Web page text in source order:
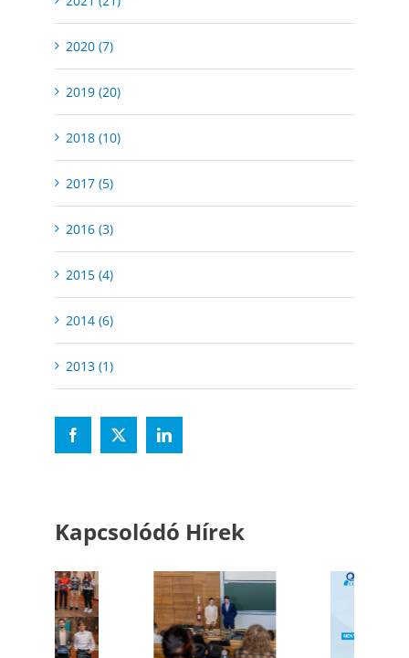
2020 (7)
2019 (20)
2018 (10)
2017 (5)
2016 (3)
2015 (4)
2014 (6)
2013 (1)
Kapcsolódó Hírek